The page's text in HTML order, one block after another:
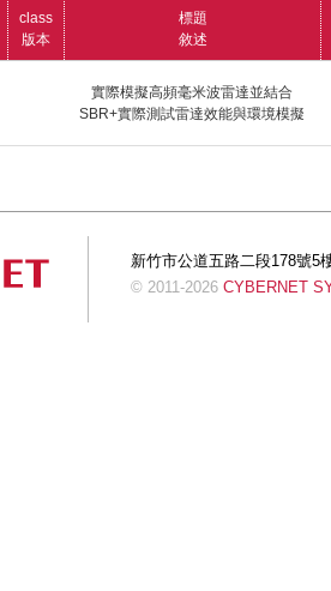
class
版本
標題
敘述
實際模擬高頻毫米波雷達並結合
SBR+實際測試雷達效能與環境模擬
新竹市公道五路二段178號5
© 2011-2026 CYBERNET